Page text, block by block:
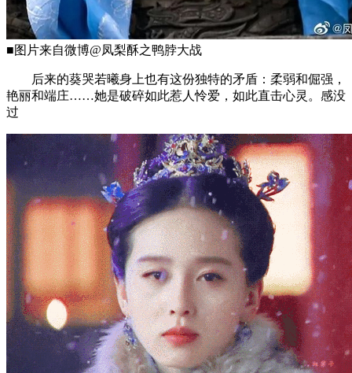
■图片来自微博@凤梨酥之鸭脖大战
后来的葵哭若曦身上也有这份独特的矛盾：柔弱和倔强，
艳丽和端庄……她是破碎如此惹人怜爱，如此直击心灵。感没
过